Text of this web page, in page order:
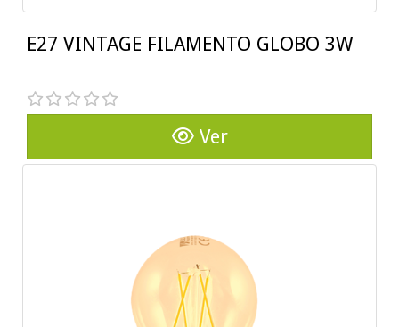
E27 VINTAGE FILAMENTO GLOBO 3W
Ver